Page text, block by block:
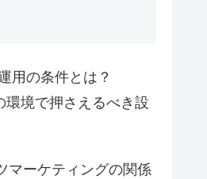
用の条件とは？
環境で押さえるべき設
マーケティングの関係